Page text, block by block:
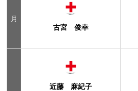
月
古宮 俊幸
近藤 麻紀子